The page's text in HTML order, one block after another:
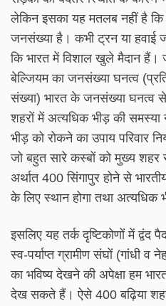
लेकिन इसका यह मतलब नहीं है
जनसंख्या है। कभी ट्रन या हवाई
कि भारत में विशाल खुले मैदान हैं।
बेल्जियम का जनसंख्या घनत्व (प्रति
संख्या) भारत के जनसंख्या घनत्व
शहरों में अत्यधिक भीड़ की
भीड़ को रोकने का उपाय परिवार
जो बहुत सारे कस्बों को मुख्य शहर
अर्थात 400 सिंगापुर होने से
के लिए स्थान होगा तथा अत्यधिक
इसलिए यह तर्क दृष्टिकोणों में द्वंद
स्व-पर्याप्त ग्रामीण संघों (गांधी
का भविष्य देखने की अपेक्षा हम
देख सकते हैं। ऐसे 400 बढ़िया